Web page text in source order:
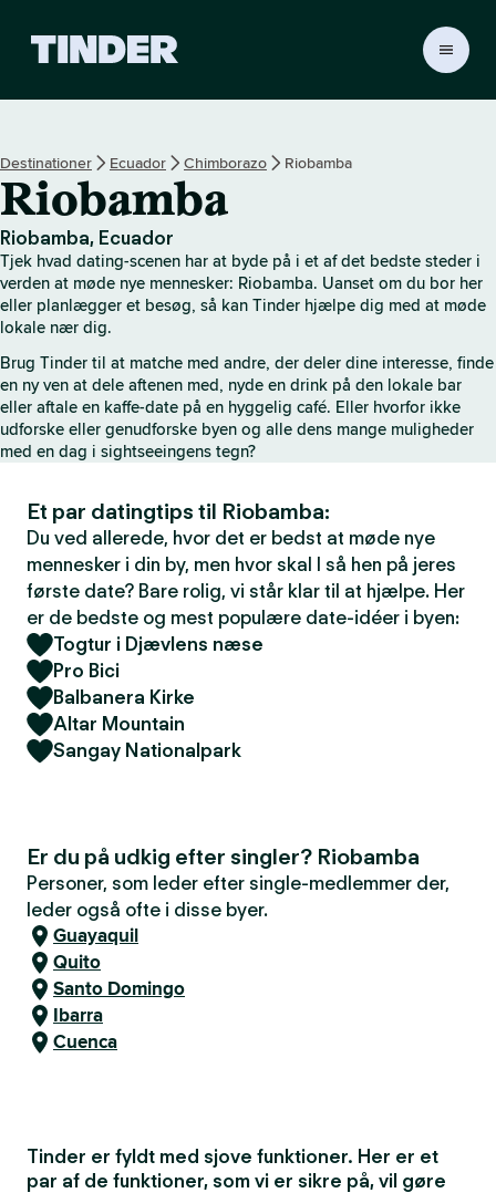
r
s
s
a
r
t
d
e
Destinationer Ecuador Chimborazo Riobamba
Riobamba
Riobamba, Ecuador
Tjek hvad dating-scenen har at byde på i et af det bedste steder i
verden at møde nye mennesker: Riobamba. Uanset om du bor her
eller planlægger et besøg, så kan Tinder hjælpe dig med at møde
lokale nær dig.
Brug Tinder til at matche med andre, der deler dine interesse, finde
en ny ven at dele aftenen med, nyde en drink på den lokale bar
eller aftale en kaffe-date på en hyggelig café. Eller hvorfor ikke
udforske eller genudforske byen og alle dens mange muligheder
med en dag i sightseeingens tegn?
Et par datingtips til Riobamba:
Du ved allerede, hvor det er bedst at møde nye
mennesker i din by, men hvor skal I så hen på jeres
første date? Bare rolig, vi står klar til at hjælpe. Her
er de bedste og mest populære date-idéer i byen:
Togtur i Djævlens næse
Pro Bici
Balbanera Kirke
Altar Mountain
Sangay Nationalpark
Er du på udkig efter singler? Riobamba
Personer, som leder efter single-medlemmer der,
leder også ofte i disse byer.
Guayaquil
Quito
Santo Domingo
Ibarra
Cuenca
Tinder er fyldt med sjove funktioner. Her er et
par af de funktioner, som vi er sikre på, vil gøre